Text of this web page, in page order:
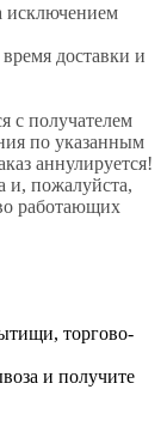
исключением
доставки и
с получателем
по указанным
аннулируется!
и, пожалуйста,
работающих
торгово-
и получите